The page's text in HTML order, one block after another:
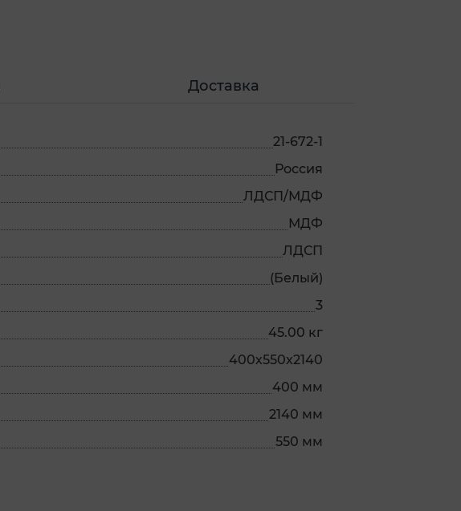
Доставка
21-672-1
Россия
ЛДСП/МДФ
МДФ
ЛДСП
(Белый)
3
45.00 кг
400х550х2140
400 мм
2140 мм
550 мм